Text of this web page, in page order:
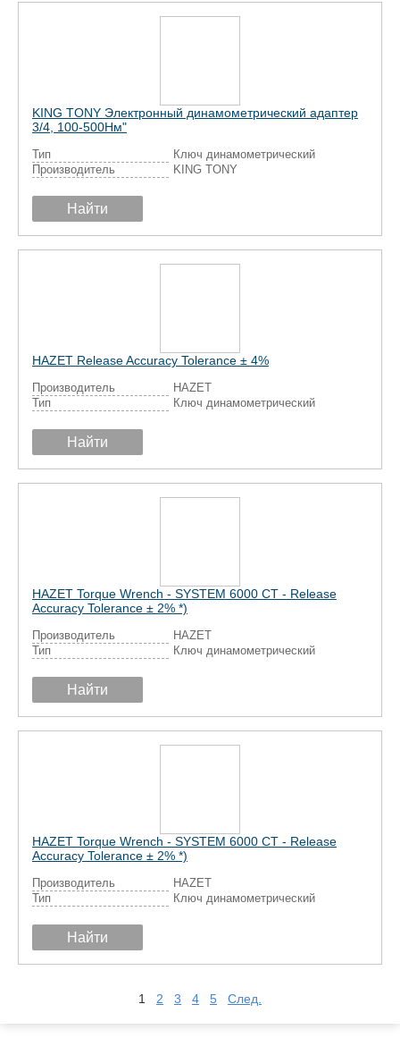
KING TONY Электронный динамометрический адаптер
3/4, 100-500Нм"
Тип
Ключ динамометрический
Производитель
KING TONY
Найти
HAZET Release Accuracy Tolerance ± 4%
Производитель
HAZET
Тип
Ключ динамометрический
Найти
HAZET Torque Wrench - SYSTEM 6000 CT - Release
Accuracy Tolerance ± 2% *)
Производитель
HAZET
Тип
Ключ динамометрический
Найти
HAZET Torque Wrench - SYSTEM 6000 CT - Release
Accuracy Tolerance ± 2% *)
Производитель
HAZET
Тип
Ключ динамометрический
Найти
1 2 3 4 5 След.